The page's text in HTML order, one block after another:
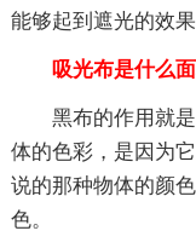
能够起到遮光的效
吸光布是什么面
黑布的作用就
体的色彩，是因为
说的那种物体的颜
色。